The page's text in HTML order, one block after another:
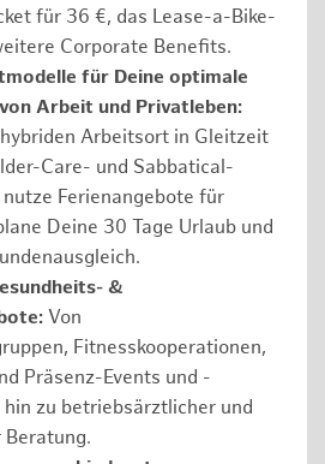
für 36 €, das Lease-a-Bike-
Corporate Benefits.
für Deine optimale
Arbeit und Privatleben:
Arbeitsort in Gleitzeit
Care- und Sabbatical-
Ferienangebote für
Deine 30 Tage Urlaub und
&
Von
Fitnesskooperationen,
Präsenz-Events und -
zu betriebsärztlicher und
Beratung.